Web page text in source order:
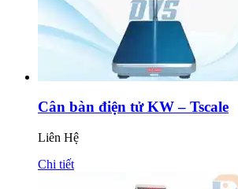
Cân bàn điện tử KW – Tscale
Liên Hệ
Chi tiết